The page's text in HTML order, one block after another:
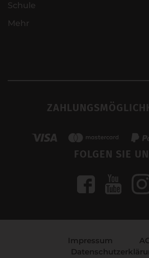
Schule
Mehr
FOLGEN SIE
Impressum